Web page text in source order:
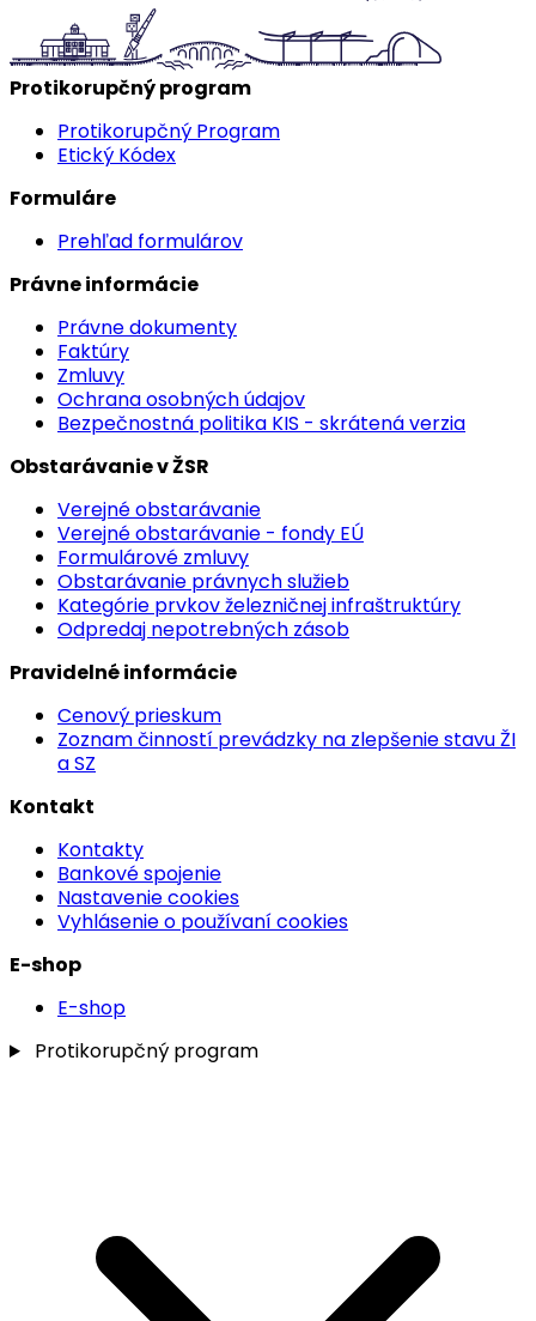
Protikorupčný program
Protikorupčný Program
Etický Kódex
Formuláre
Prehľad formulárov
Právne informácie
Právne dokumenty
Faktúry
Zmluvy
Ochrana osobných údajov
Bezpečnostná politika KIS - skrátená verzia
Obstarávanie v ŽSR
Verejné obstarávanie
Verejné obstarávanie - fondy EÚ
Formulárové zmluvy
Obstarávanie právnych služieb
Kategórie prvkov železničnej infraštruktúry
Odpredaj nepotrebných zásob
Pravidelné informácie
Cenový prieskum
Zoznam činností prevádzky na zlepšenie stavu ŽI
a SZ
Kontakt
Kontakty
Bankové spojenie
Nastavenie cookies
Vyhlásenie o používaní cookies
E-shop
E-shop
Protikorupčný program